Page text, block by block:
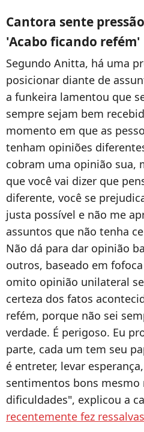
Cantora sente
'Acabo ficando refém'
Segundo Anitta, há uma
posicionar diante de
a funkeira lamentou que
sempre sejam bem
momento em que as
tenham opiniões
cobram uma opinião sua,
que você vai dizer que
diferente, você se
justa possível e não me
assuntos que não tenha
Não dá para dar opinião
outros, baseado em
omito opinião unilateral
certeza dos fatos
refém, porque não sei
verdade. É perigoso. Eu
parte, cada um tem seu
é entreter, levar
sentimentos bons
dificuldades", explicou a
recentemente fez